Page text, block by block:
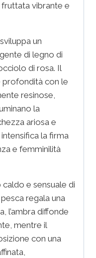
vibrante e
un
di legno di
di rosa. Il
con le
resinose,
la
ariosa e
la firma
e femminilità
caldo e sensuale di
regala una
l’ambra diffonde
mentre il
con una